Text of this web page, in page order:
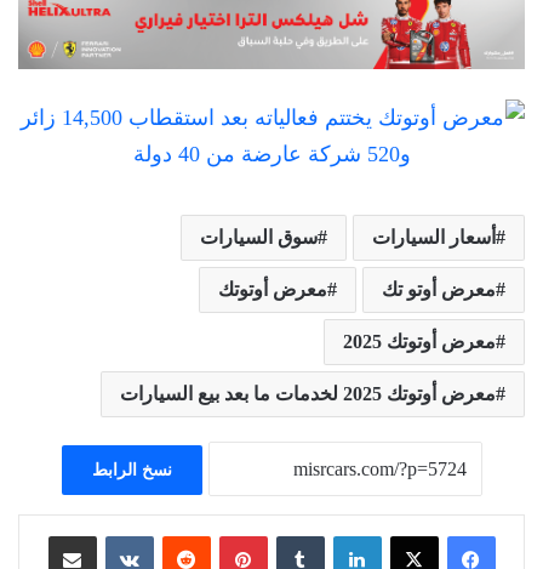
أسعار السيارات سوق السيارات
معرض أوتو تك معرض أوتوتك
معرض أوتوتك 2025
معرض أوتوتك 2025 لخدمات ما بعد بيع السيارات
نسخ الرابط
لينكدإن ‏Tumblr بينتيريست
‏Reddit
‏VKontakte مشاركة عبر البريد